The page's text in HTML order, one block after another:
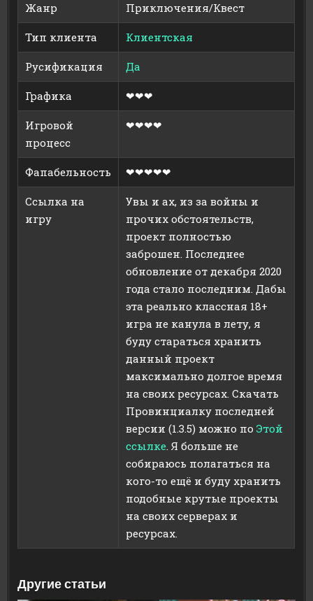
Жанр Приключения/Квест
Тип клиента Клиентская
Русификация Да
Графика ❤❤❤
Игровой
процесс
❤❤❤❤
Фапабельность ❤❤❤❤❤
Ссылка на
игру
Увы и ах, из за войны и
прочих обстоятельств,
проект полностью
заброшен. Последнее
обновление от декабря 2020
года стало последним. Дабы
эта реально классная 18+
игра не канула в лету, я
буду стараться хранить
данный проект
максимально долгое время
на своих ресурсах. Скачать
Провинциалку последней
версии (1.3.5) можно поЭтой
ссылке. Я больше не
собираюсь полагаться на
кого-то ещё и буду хранить
подобные крутые проекты
на своих серверах и
ресурсах.
Другие статьи